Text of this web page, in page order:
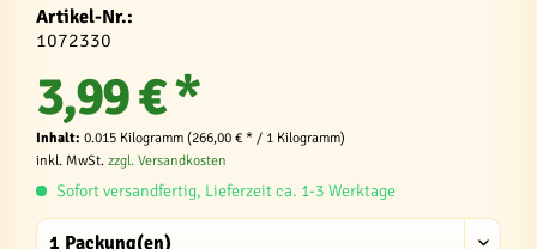
Artikel-Nr.:
1072330
3,99 € *
Inhalt: 0.015 Kilogramm (266,00 € * / 1 Kilogramm)
inkl. MwSt. zzgl. Versandkosten
Sofort versandfertig, Lieferzeit ca. 1-3 Werktage